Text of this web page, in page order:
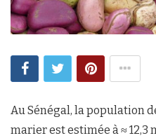
Au Sénégal, la population
marier est estimée à ≈ 12,3